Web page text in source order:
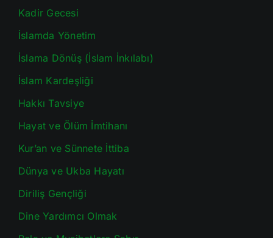
Kadir Gecesi
İslamda Yönetim
İslama Dönüş (İslam İnkılabı)
İslam Kardeşliği
Hakkı Tavsiye
Hayat ve Ölüm İmtihanı
Kur’an ve Sünnete İttiba
Dünya ve Ukba Hayatı
Diriliş Gençliği
Dine Yardımcı Olmak